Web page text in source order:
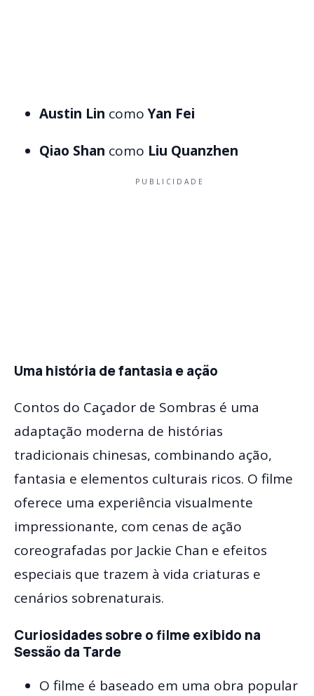
Austin Lin comoYan Fei
Qiao Shan como Liu Quanzhen
PUBLICIDADE
Uma história de fantasia e ação
Contos do Caçador de Sombras é uma
adaptação moderna de histórias
tradicionais chinesas, combinando ação,
fantasia e elementos culturais ricos. O filme
oferece uma experiência visualmente
impressionante, com cenas de ação
coreografadas por Jackie Chan e efeitos
especiais que trazem à vida criaturas e
cenários sobrenaturais.
Curiosidades sobre o filme exibido na
Sessão da Tarde
O filme é baseado em uma obra popular